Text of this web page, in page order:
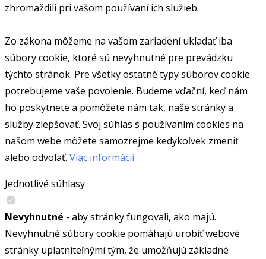
zhromaždili pri vašom používaní ich služieb.
Zo zákona môžeme na vašom zariadení ukladať iba
súbory cookie, ktoré sú nevyhnutné pre prevádzku
týchto stránok. Pre všetky ostatné typy súborov cookie
potrebujeme vaše povolenie. Budeme vďační, keď nám
ho poskytnete a pomôžete nám tak, naše stránky a
služby zlepšovať. Svoj súhlas s používaním cookies na
našom webe môžete samozrejme kedykoľvek zmeniť
alebo odvolať. Viac informácií
Jednotlivé súhlasy
Nevyhnutné - aby stránky fungovali, ako majú.
Nevyhnutné súbory cookie pomáhajú urobiť webové
stránky uplatniteľnými tým, že umožňujú základné